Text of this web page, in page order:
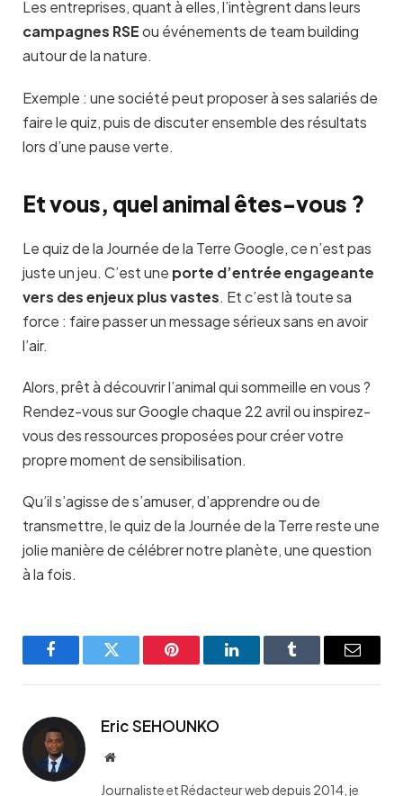
Les entreprises, quant à elles, l’intègrent dans leurs
campagnes RSEou événements de team building
autour de la nature.
Exemple : une société peut proposer à ses salariés de
faire le quiz, puis de discuter ensemble des résultats
lors d’une pause verte.
Et vous, quel animal êtes-vous ?
Le quiz de la Journée de la Terre Google, ce n’est pas
juste un jeu. C’est une porte d’entrée engageante
vers des enjeux plus vastes. Et c’est là toute sa
force : faire passer un message sérieux sans en avoir
l’air.
Alors, prêt à découvrir l’animal qui sommeille en vous ?
Rendez-vous sur Google chaque 22 avril ou inspirez-
vous des ressources proposées pour créer votre
propre moment de sensibilisation.
Qu’il s’agisse de s’amuser, d’apprendre ou de
transmettre, le quiz de la Journée de la Terre reste une
jolie manière de célébrer notre planète, une question
à la fois.
FacebookTwitter Pinterest LinkedInTumblr Email
Eric SEHOUNKO
Website
Journaliste et Rédacteur web depuis 2014, je